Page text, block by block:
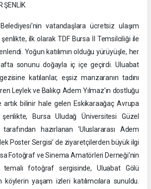
ŞENLİK
vatandaşlara ücretsiz ulaşım
şenlikte, ilk olarak TDF Bursa İl Temsilciliği ile
Yoğun katılımın olduğu yürüyüşle, her
sonunu doğayla iç içe geçirdi. Uluabat
katılanlar, eşsiz manzaranın tadını
Leylek ve Balıkçı Adem Yılmaz’ın dostluğu
bilinir hale gelen Eskikaraağaç Avrupa
şenlikte, Bursa Uludağ Üniversitesi Güzel
hazırlanan ‘Uluslararası Adem
Poster Sergisi’ de ziyaretçilerden büyük ilgi
Fotoğraf ve Sinema Amatörleri Derneği’nin
temalı fotoğraf sergisinde, Uluabat Gölü
yaşam izleri katılımcılara sunuldu.